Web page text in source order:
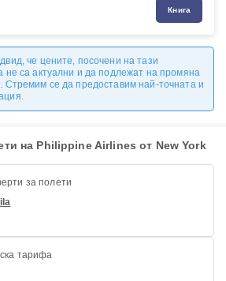
Книга
че цените, посочени на тази
не са актуални и да подлежат на промяна
Стремим се да предоставим най-точната и
на Philippine Airlines от New York
за полети
тарифа